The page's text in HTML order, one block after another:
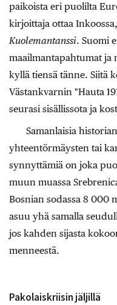
paikoista eri puolilta
kirjoittaja ottaa
Kuolemantanssi. Suomi
maailmantapahtumat ja
kyllä tiensä tänne. Siitä
Västankvarnin "Hauta
seurasi sisällissota ja
Samanlaisia
yhteentörmäysten tai
synnyttämiä on joka
muun muassa
Bosnian sodassa 8 000
asuu yhä samalla
jos kahden sijasta
menneestä.
Pakolaiskriisin jäljillä